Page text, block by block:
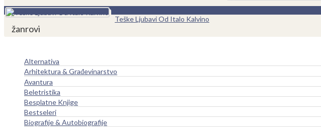
Teške Ljubavi Od Italo Kalvino
žanrovi
Alternativa
Arhitektura & Građevinarstvo
Avantura
Beletristika
Besplatne Knjige
Bestseleri
Biografije & Autobiografije